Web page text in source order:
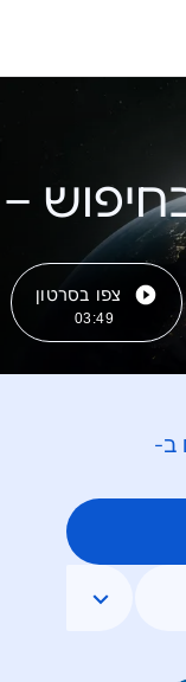
–
צפו בסרטון
03:49
ב-